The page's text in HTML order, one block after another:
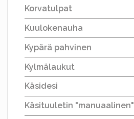
Korvatulpat
Kuulokenauha
Kypärä pahvinen
Kylmälaukut
Käsidesi
Käsituuletin "manuaalinen"